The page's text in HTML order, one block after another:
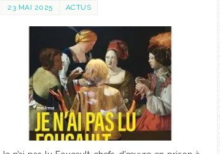
23 MAI 2025 ACTUS